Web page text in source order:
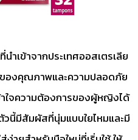
ำเข้าจากประเทศออสเตรเลีย
องคุณภาพและความปลอดภัย
ใจความต้องการของผู้หญิงได้
นี้มีสัมผัสที่นุ่มแบบใยไหมและมี